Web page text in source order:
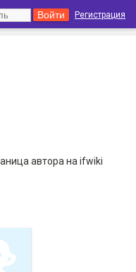
Регистрация
автора на ifwiki